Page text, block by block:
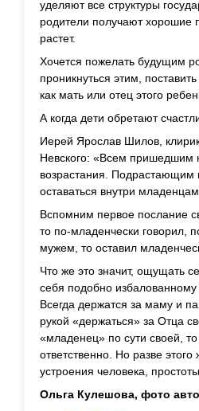
уделяют все структуры
родители получают хорошие
растет.
Хочется пожелать будущим
проникнуться этим,
как мать или отец этого
А когда дети обретают
Иерей Ярослав Шилов, клирик
Невского: «Всем пришедшим
возрастания. Подрастающим
оставаться внутри
Вспомним первое послание
то по-младенчески говорил,
мужем, то оставил
Что же это значит, ощущать
себя подобно
Всегда держатся за маму и
рукой «держаться» за Отца
«младенец» по сути своей,
ответственно. Но разве
устроения человека,
Ольга Кулешова, фото